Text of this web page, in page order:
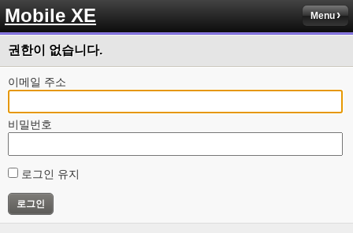
Mobile XE Menu
권한이 없습니다.
이메일 주소
비밀번호
로그인 유지